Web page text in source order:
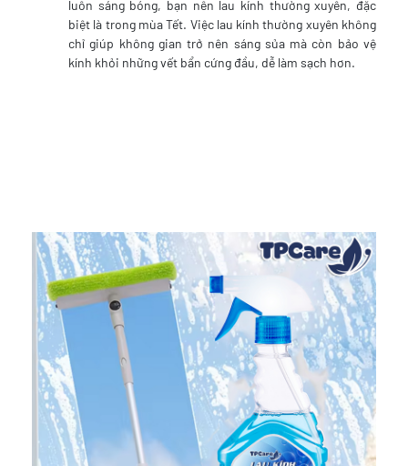
luôn sáng bóng, bạn nên lau kính thường xuyên, đặc
biệt là trong mùa Tết. Việc lau kính thường xuyên không
chỉ giúp không gian trở nên sáng sủa mà còn bảo vệ
kính khỏi những vết bẩn cứng đầu, dễ làm sạch hơn.